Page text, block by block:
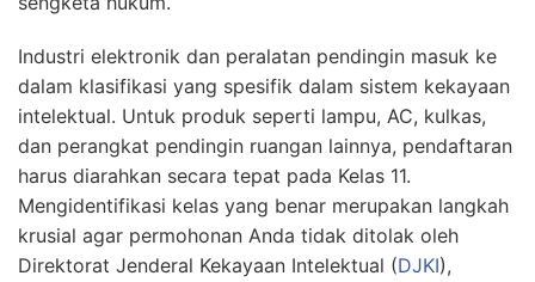
Industri elektronik dan peralatan pendingin masuk ke
dalam klasifikasi yang spesifik dalam sistem kekayaan
intelektual. Untuk produk seperti lampu, AC, kulkas,
dan perangkat pendingin ruangan lainnya, pendaftaran
harus diarahkan secara tepat pada Kelas 11.
Mengidentifikasi kelas yang benar merupakan langkah
krusial agar permohonan Anda tidak ditolak oleh
Direktorat Jenderal Kekayaan Intelektual (DJKI),